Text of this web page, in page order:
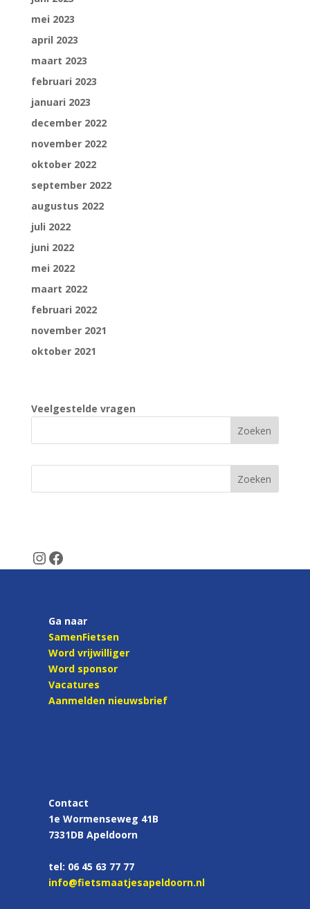
mei 2023
april 2023
maart 2023
februari 2023
januari 2023
december 2022
november 2022
oktober 2022
september 2022
augustus 2022
juli 2022
juni 2022
mei 2022
maart 2022
februari 2022
november 2021
oktober 2021
Veelgestelde vragen
Zoeken
Instagram
Facebook
Ga naar
SamenFietsen
Word vrijwilliger
Word sponsor
Vacatures
Aanmelden nieuwsbrief
Contact
1e Wormenseweg 41B
7331DB Apeldoorn
tel: 06 45 63 77 77
info@fietsmaatjesapeldoorn.nl